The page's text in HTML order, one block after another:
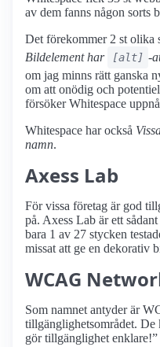
av dem fanns någon sorts
Det förekommer 2 st olika
Bildelement har
[alt] -
om jag minns rätt ganska
om att onödig och
försöker Whitespace
Whitespace har också
namn.
Axess Lab
För vissa företag är god
på. Axess Lab är ett
bara 1 av 27 stycken
missat att ge en dekorativ
WCAG
Som namnet antyder är
tillgänglighetsområdet. De
gör tillgänglighet enklare!”